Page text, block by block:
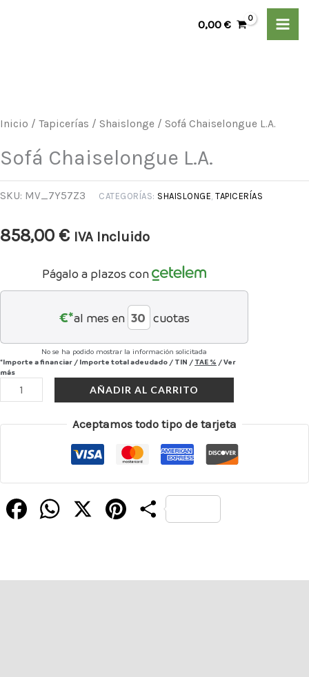
0,00€
Inicio / Tapicerías / Shaislonge / Sofá Chaiselongue L.A.
Sofá Chaiselongue L.A.
SKU: MV_7Y57Z3 CATEGORÍAS: SHAISLONGE, TAPICERÍAS
858,00 € IVA Incluido
Págalo a plazos con
€*al mes en cuotas
No se ha podido mostrar la información solicitada
*Importe a financiar / Importe total adeudado / TIN / TAE % /Ver
más
L.A.
AÑADIR AL CARRITO
Aceptamos todo tipo de tarjeta
FacebookWhatsApp PinterestCompartir